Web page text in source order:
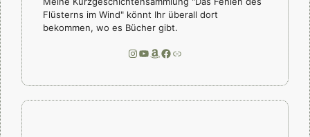
Flüsterns im Wind" könnt Ihr überall dort
bekommen, wo es Bücher gibt.
Instagram
YouTube
Amazon
Facebook
Link